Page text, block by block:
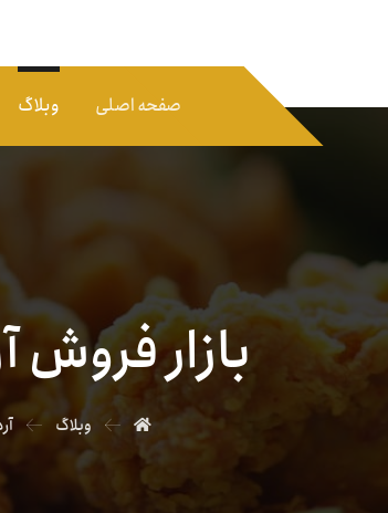
صفحه اصلی وبلاگ
بازار
وبلاگ